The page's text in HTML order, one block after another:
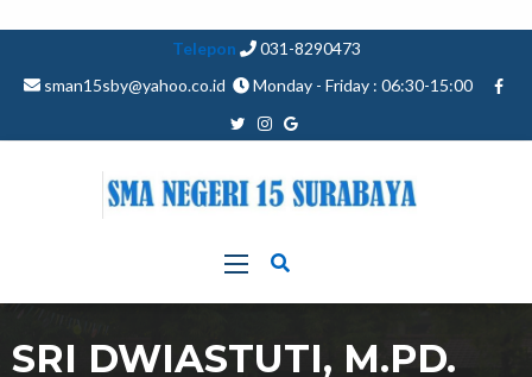
Telepon
031-8290473
sman15sby@yahoo.co.id
Monday - Friday : 06:30-15:00
SRI DWIASTUTI, M.PD.